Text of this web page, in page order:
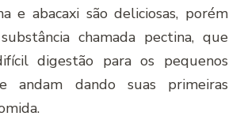
e abacaxi são deliciosas, porém
chamada pectina, que
digestão para os pequenos
andam dando suas primeiras